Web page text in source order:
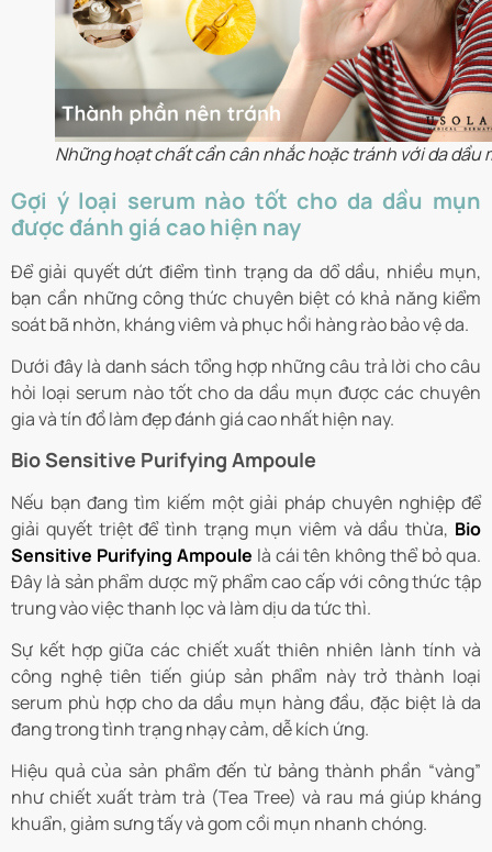
Những hoạt chất cần cân nhắc hoặc tránh với da dầu
Gợi ý loại serum nào tốt cho da dầu mụn
được đánh giá cao hiện nay
Để giải quyết dứt điểm tình trạng da dổ dầu, nhiều mụn,
bạn cần những công thức chuyên biệt có khả năng kiểm
soát bã nhờn, kháng viêm và phục hồi hàng rào bảo vệ da.
Dưới đây là danh sách tổng hợp những câu trả lời cho câu
hỏi loại serum nào tốt cho da dầu mụn được các chuyên
gia và tín đồ làm đẹp đánh giá cao nhất hiện nay.
Bio Sensitive Purifying Ampoule
Nếu bạn đang tìm kiếm một giải pháp chuyên nghiệp để
giải quyết triệt để tình trạng mụn viêm và dầu thừa, Bio
Sensitive Purifying Ampoule là cái tên không thể bỏ qua.
Đây là sản phẩm dược mỹ phẩm cao cấp với công thức tập
trung vào việc thanh lọc và làm dịu da tức thì.
Sự kết hợp giữa các chiết xuất thiên nhiên lành tính và
công nghệ tiên tiến giúp sản phẩm này trở thành loại
serum phù hợp cho da dầu mụn hàng đầu, đặc biệt là da
đang trong tình trạng nhạy cảm, dễ kích ứng.
Hiệu quả của sản phẩm đến từ bảng thành phần “vàng”
như chiết xuất tràm trà (Tea Tree) và rau má giúp kháng
khuẩn, giảm sưng tấy và gom cồi mụn nhanh chóng.